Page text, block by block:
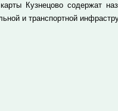
Кузнецово содержат
и транспортной